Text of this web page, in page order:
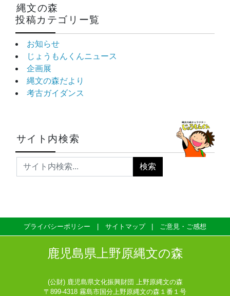
縄文の森
投稿カテゴリー覧
お知らせ
じょうもんくんニュース
企画展
縄文の森だより
考古ガイダンス
サイト内検索
プライバシーポリシー サイトマップ ご意見・ご感想
鹿児島県上野原縄文の森
(公財) 鹿児島県文化振興財団 上野原縄文の森
〒899-4318 霧島市国分上野原縄文の森１番１号